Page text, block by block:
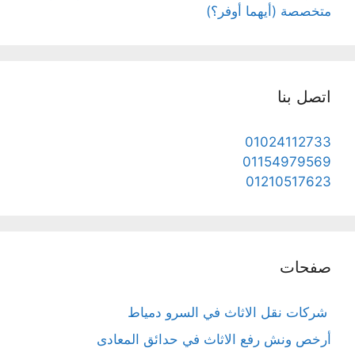
متخصصة (أيهما أوفر؟)
اتصل بنا
01024112733
01154979569
01210517623
صفحات
شركات نقل الاثاث في السرو دمياط
أرخص ونش رفع الاثاث في حدائق المعادى